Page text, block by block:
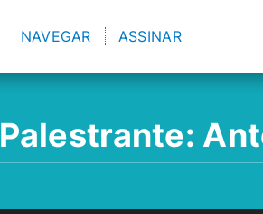
NAVEGAR ASSINAR
Palestrante: